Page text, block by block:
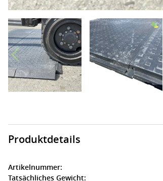
Produktdetails
Artikelnummer:
Tatsächliches Gewicht: